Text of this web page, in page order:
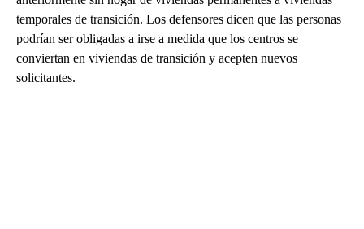
temporales de transición. Los defensores dicen que las personas
podrían ser obligadas a irse a medida que los centros se
conviertan en viviendas de transición y acepten nuevos
solicitantes.